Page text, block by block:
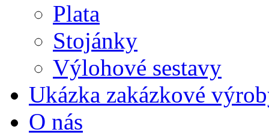
Plata
Stojánky
Výlohové sestavy
Ukázka zakázkové
O nás